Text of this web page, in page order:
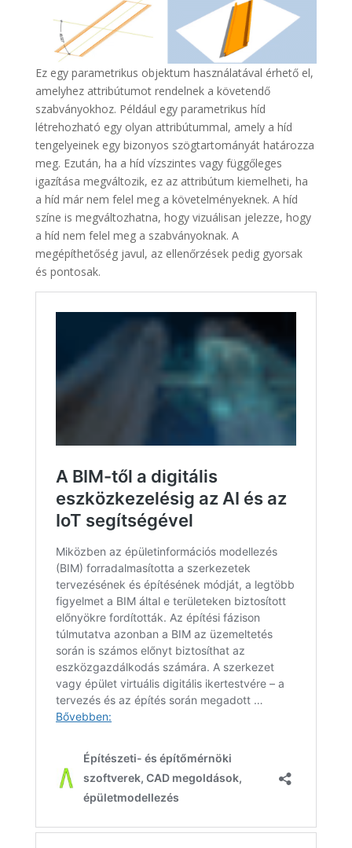
Ez egy parametrikus objektum használatával érhető el,
amelyhez attribútumot rendelnek a követendő
szabványokhoz. Például egy parametrikus híd
létrehozható egy olyan attribútummal, amely a híd
tengelyeinek egy bizonyos szögtartományát határozza
meg. Ezután, ha a híd vízszintes vagy függőleges
igazítása megváltozik, ez az attribútum kiemelheti, ha
a híd már nem felel meg a követelményeknek. A híd
színe is megváltozhatna, hogy vizuálisan jelezze, hogy
a híd nem felel meg a szabványoknak. A
megépíthetőség javul, az ellenőrzések pedig gyorsak
és pontosak.